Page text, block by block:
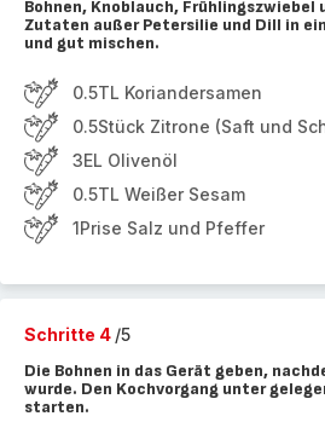
Bohnen, Knoblauch, Frühlingszwiebel
Zutaten außer Petersilie und Dill in
und gut mischen.
0.5TL Koriandersamen
0.5Stück Zitrone (Saft und
3EL Olivenöl
0.5TL Weißer Sesam
1Prise Salz und Pfeffer
Schritte 4 /5
Die Bohnen in das Gerät geben,
wurde. Den Kochvorgang unter
starten.